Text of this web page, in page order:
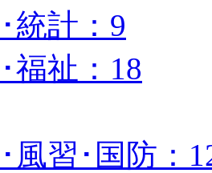
統計：9
福祉：18
風習･国防：